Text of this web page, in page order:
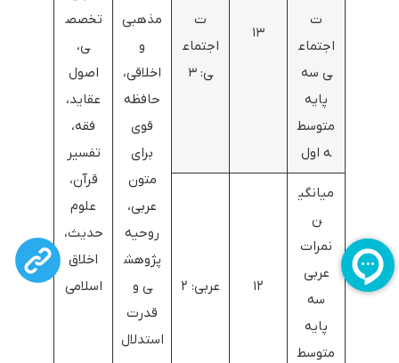
مذهبی
و
اخلاقی،
حافظه
قوی
برای
متون
عربی،
روحیه
پژوهش
ی و
قدرت
استدلال
تخصص
ی،
اصول
عقاید،
فقه،
تفسیر
قرآن،
علوم
حدیث،
اخلاق
اسلامی
ت
اجتماع
ی سه
پایه
متوسط
ه اول
۱۳
ت
اجتماع
ی: ۳
میانگی
ن
نمرات
عربی
سه
پایه
متوسط
۱۲ عربی: ۲